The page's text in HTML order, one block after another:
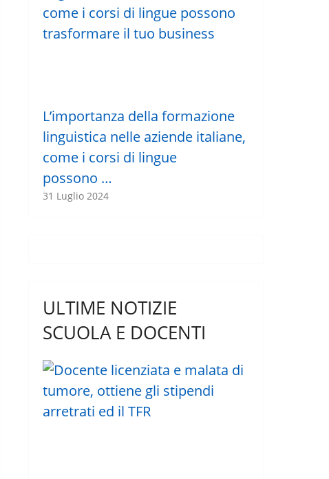
L’importanza della formazione
linguistica nelle aziende italiane,
come i corsi di lingue
possono …
31 Luglio 2024
ULTIME NOTIZIE
SCUOLA E DOCENTI